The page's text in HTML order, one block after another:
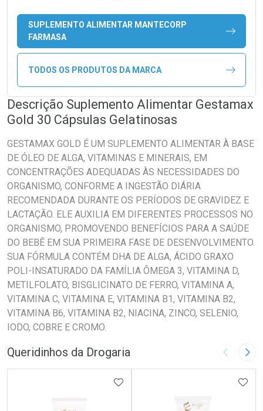
SUPLEMENTO ALIMENTAR MANTECORP
FARMASA
TODOS OS PRODUTOS DA MARCA
Descrição Suplemento Alimentar Gestamax
Gold 30 Cápsulas Gelatinosas
GESTAMAX GOLD É UM SUPLEMENTO ALIMENTAR À BASE
DE ÓLEO DE ALGA, VITAMINAS E MINERAIS, EM
CONCENTRAÇÕES ADEQUADAS ÀS NECESSIDADES DO
ORGANISMO, CONFORME A INGESTÃO DIÁRIA
RECOMENDADA DURANTE OS PERÍODOS DE GRAVIDEZ E
LACTAÇÃO. ELE AUXILIA EM DIFERENTES PROCESSOS NO
ORGANISMO, PROMOVENDO BENEFÍCIOS PARA A SAÚDE
DO BEBÊ EM SUA PRIMEIRA FASE DE DESENVOLVIMENTO.
SUA FÓRMULA CONTÉM DHA DE ALGA, ÁCIDO GRAXO
POLI-INSATURADO DA FAMÍLIA ÔMEGA 3, VITAMINA D,
METILFOLATO, BISGLICINATO DE FERRO, VITAMINA A,
VITAMINA C, VITAMINA E, VITAMINA B1, VITAMINA B2,
VITAMINA B6, VITAMINA B2, NIACINA, ZINCO, SELENIO,
IODO, COBRE E CROMO.
Queridinhos da Drogaria Imagem
ADICIONAR AOS FAVORITOS